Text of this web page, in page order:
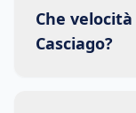
Che
Casciago?